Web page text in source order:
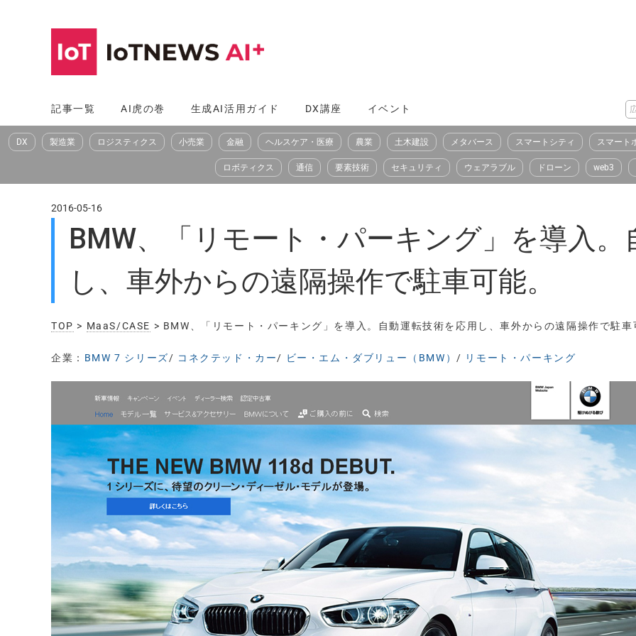
へ
ス
記事一覧 AI虎の巻 生成AI活用ガイド DX講座 イベント
DX 製造業 ロジスティクス 小売業 金融 ヘルスケア・医療 農業 土木建設 メタバース スマートシティ スマート
ロボティクス 通信 要素技術 セキュリティ ウェアラブル ドローン web3
2016-05-16
BMW、「リモート・パーキング」を導入
し、車外からの遠隔操作で駐車可能。
TOP > MaaS/CASE > BMW、「リモート・パーキング」を導入。自動運転技術を応用し、車外からの遠隔操作で駐車
企業： BMW 7 シリーズ/ コネクテッド・カー/ ビー・エム・ダブリュー（BMW） / リモート・パーキング